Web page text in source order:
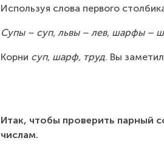
Используя слова первого
Супы – суп, львы – лев, шарфы –
Корни суп, шарф, труд. Вы
Итак, чтобы проверить парный
числам.